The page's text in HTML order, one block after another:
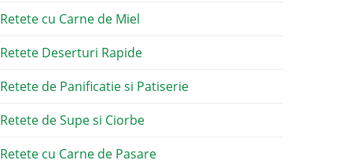
Retete cu Carne de Miel
Retete Deserturi Rapide
Retete de Panificatie si Patiserie
Retete de Supe si Ciorbe
Retete cu Carne de Pasare